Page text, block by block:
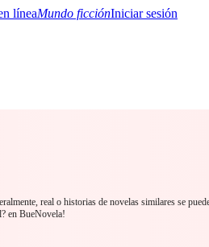
Mundo ficciónIniciar sesión
real o historias de novelas similares se
en BueNovela!